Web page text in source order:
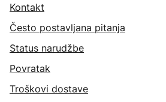
Kontakt
Često postavljana pitanja
Status narudžbe
Povratak
Troškovi dostave